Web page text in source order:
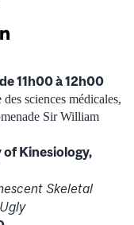
11h00 à 12h00
sciences médicales,
Sir William
of Kinesiology,
Skeletal